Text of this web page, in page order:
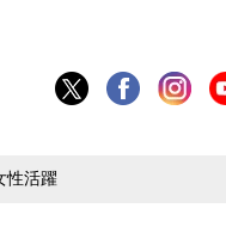
性活躍